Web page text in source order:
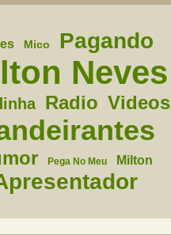
Mico Pagando
Neves
Radio Videos
Pega No Meu Milton